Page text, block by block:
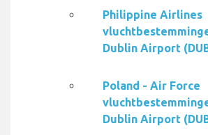
Philippine Airlines
Dublin Airport
Poland - Air Force
Dublin Airport